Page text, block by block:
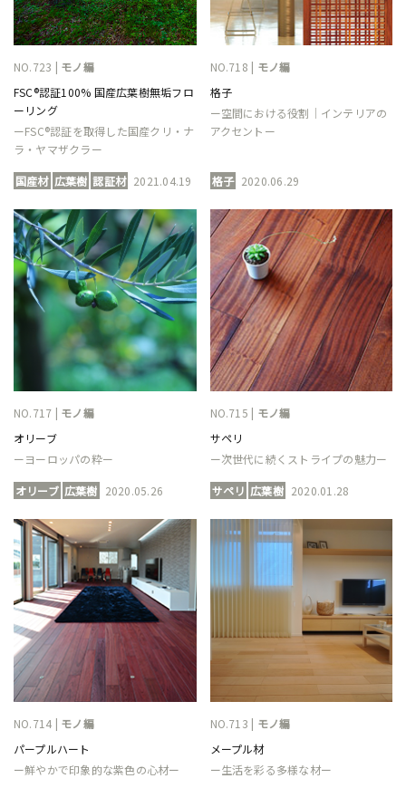
NO.723 | モノ編
FSC®認証100% 国産広葉樹無垢フロ
ーリング
ーFSC®認証を取得した国産クリ・ナ
ラ・ヤマザクラー
国産材 広葉樹 認証材 2021.04.19
NO.718 | モノ編
格子
ー空間における役割｜インテリアの
アクセントー
格子 2020.06.29
NO.717 | モノ編
オリーブ
ーヨーロッパの粋ー
オリーブ 広葉樹 2020.05.26
NO.715 | モノ編
サペリ
ー次世代に続くストライプの魅力ー
サペリ 広葉樹 2020.01.28
NO.714 | モノ編
パープルハート
ー鮮やかで印象的な紫色の心材ー
NO.713 | モノ編
メープル材
ー生活を彩る多様な材ー